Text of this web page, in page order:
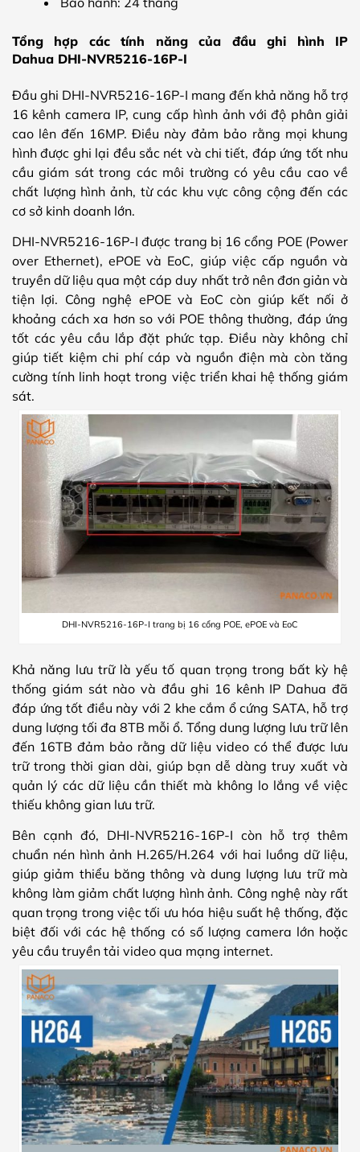
Tổng hợp các tính năng của đầu ghi hình IP
Dahua DHI-NVR5216-16P-I
Đầu ghi DHI-NVR5216-16P-I mang đến khả năng hỗ trợ
16 kênh camera IP, cung cấp hình ảnh với độ phân giải
cao lên đến 16MP. Điều này đảm bảo rằng mọi khung
hình được ghi lại đều sắc nét và chi tiết, đáp ứng tốt nhu
cầu giám sát trong các môi trường có yêu cầu cao về
chất lượng hình ảnh, từ các khu vực công cộng đến các
cơ sở kinh doanh lớn.
DHI-NVR5216-16P-I được trang bị 16 cổng POE (Power
over Ethernet), ePOE và EoC, giúp việc cấp nguồn và
truyền dữ liệu qua một cáp duy nhất trở nên đơn giản và
tiện lợi. Công nghệ ePOE và EoC còn giúp kết nối ở
khoảng cách xa hơn so với POE thông thường, đáp ứng
tốt các yêu cầu lắp đặt phức tạp. Điều này không chỉ
giúp tiết kiệm chi phí cáp và nguồn điện mà còn tăng
cường tính linh hoạt trong việc triển khai hệ thống giám
sát.
DHI-NVR5216-16P-I trang bị 16 cổng POE, ePOE và EoC
Khả năng lưu trữ là yếu tố quan trọng trong bất kỳ hệ
thống giám sát nào và đầu ghi 16 kênh IP Dahua đã
đáp ứng tốt điều này với 2 khe cắm ổ cứng SATA, hỗ trợ
dung lượng tối đa 8TB mỗi ổ. Tổng dung lượng lưu trữ lên
đến 16TB đảm bảo rằng dữ liệu video có thể được lưu
trữ trong thời gian dài, giúp bạn dễ dàng truy xuất và
quản lý các dữ liệu cần thiết mà không lo lắng về việc
thiếu không gian lưu trữ.
Bên cạnh đó, DHI-NVR5216-16P-I còn hỗ trợ thêm
chuẩn nén hình ảnh H.265/H.264 với hai luồng dữ liệu,
giúp giảm thiểu băng thông và dung lượng lưu trữ mà
không làm giảm chất lượng hình ảnh. Công nghệ này rất
quan trọng trong việc tối ưu hóa hiệu suất hệ thống, đặc
biệt đối với các hệ thống có số lượng camera lớn hoặc
yêu cầu truyền tải video qua mạng internet.